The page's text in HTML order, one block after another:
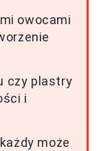
owocami
czy plastry
i
może